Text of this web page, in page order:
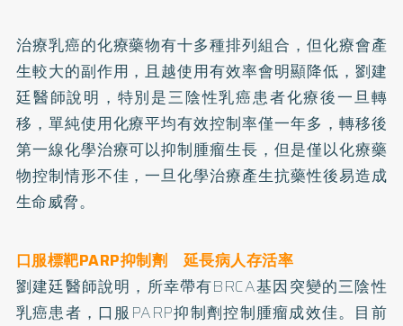
治療乳癌的化療藥物有十多種排列組合，但化療會產
生較大的副作用，且越使用有效率會明顯降低，劉建
廷醫師說明，特別是三陰性乳癌患者化療後一旦轉
移，單純使用化療平均有效控制率僅一年多，轉移後
第一線化學治療可以抑制腫瘤生長，但是僅以化療藥
物控制情形不佳，一旦化學治療產生抗藥性後易造成
生命威脅。
口服標靶PARP抑制劑 延長病人存活率
劉建廷醫師說明，所幸帶有BRCA基因突變的三陰性
乳癌患者，口服PARP抑制劑控制腫瘤成效佳。目前